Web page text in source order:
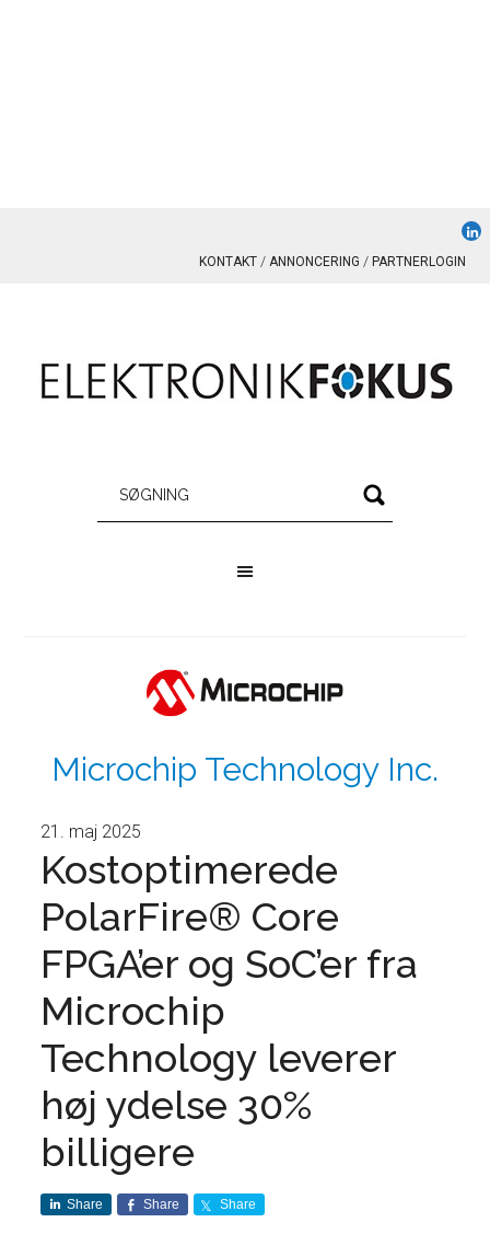
KONTAKT ANNONCERING PARTNERLOGIN
Microchip Technology Inc.
21. maj 2025
Kostoptimerede
PolarFire® Core
FPGA’er og SoC’er fra
Microchip
Technology leverer
høj ydelse 30%
billigere
Share Share Share